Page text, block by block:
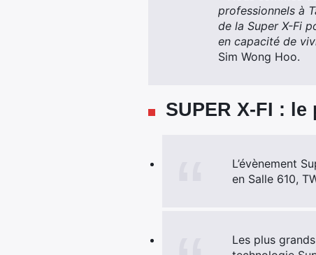
professionnels à
de la Super X-Fi
en capacité de
Sim Wong Hoo.
SUPER X-FI :
L’évènement
en Salle 610,
Les plus